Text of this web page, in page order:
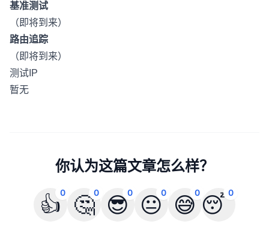
基准测试
（即将到来）
路由追踪
（即将到来）
测试IP
暂无
你认为这篇文章怎么样？
👍0 🤔0 😎0 😐0 😅0 😴
0